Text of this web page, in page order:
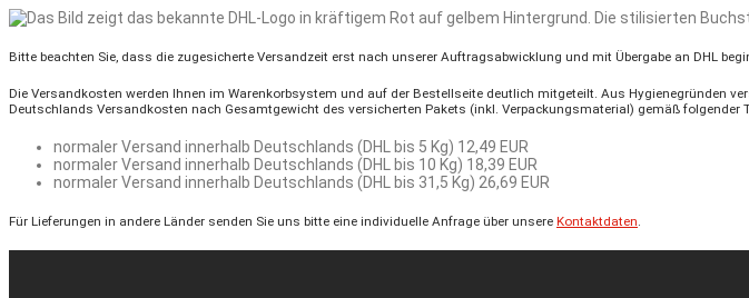
Bitte beachten Sie, dass die zugesicherte Versandzeit erst nach unserer Auftragsabwicklung und mit Übergabe an DHL
Die Versandkosten werden Ihnen im Warenkorbsystem und auf der Bestellseite deutlich mitgeteilt. Aus Hygienegründen
Deutschlands Versandkosten nach Gesamtgewicht des versicherten Pakets (inkl. Verpackungsmaterial) gemäß folgender
normaler Versand innerhalb Deutschlands (DHL bis 5 Kg) 12,49 EUR
normaler Versand innerhalb Deutschlands (DHL bis 10 Kg) 18,39 EUR
normaler Versand innerhalb Deutschlands (DHL bis 31,5 Kg) 26,69 EUR
Für Lieferungen in andere Länder senden Sie uns bitte eine individuelle Anfrage über unsere Kontaktdaten.